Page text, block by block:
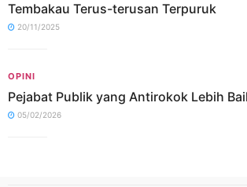
Tembakau Terus-terusan Terpuruk
20/11/2025
OPINI
Pejabat Publik yang Antirokok Lebih
05/02/2026